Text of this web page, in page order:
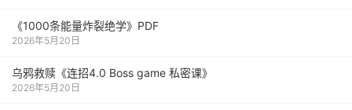
《1000‮能条‬‎量‮裂炸‬‎绝学》PDF
2026年5月20日
乌鸦救赎《连招4.0 Boss game 私密课》
2026年5月20日